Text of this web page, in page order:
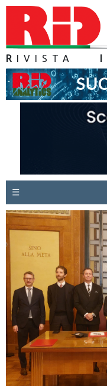
R IVISTA
☰